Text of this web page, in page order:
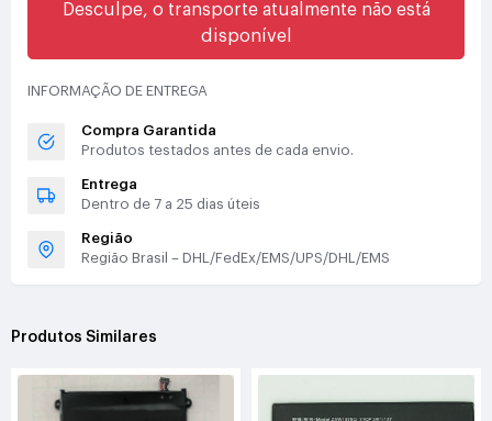
Desculpe, o transporte atualmente não está
disponível
INFORMAÇÃO DE ENTREGA
Compra Garantida
Produtos testados antes de cada envio.
Entrega
Dentro de 7 a 25 dias úteis
Região
Região Brasil – DHL/FedEx/EMS/UPS/DHL/EMS
Produtos Similares